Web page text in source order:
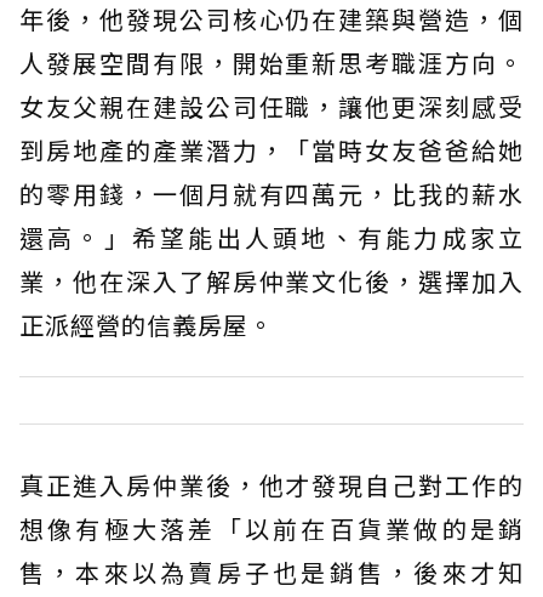
年後，他發現公司核心仍在建築與營造，個
人發展空間有限，開始重新思考職涯方向。
女友父親在建設公司任職，讓他更深刻感受
到房地產的產業潛力，「當時女友爸爸給她
的零用錢，一個月就有四萬元，比我的薪水
還高。」希望能出人頭地、有能力成家立
業，他在深入了解房仲業文化後，選擇加入
正派經營的信義房屋。
真正進入房仲業後，他才發現自己對工作的
想像有極大落差「以前在百貨業做的是銷
售，本來以為賣房子也是銷售，後來才知